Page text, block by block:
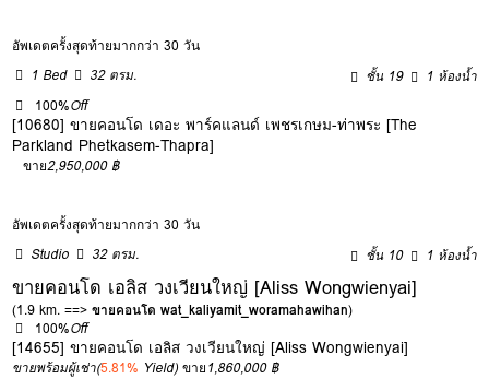
อัพเดตครั้งสุดท้ายมากกว่า 30 วัน
1 Bed
32 ตรม. ชั้น 19
1 ห้องน้ำ
100%Off
[10680] ขายคอนโด เดอะ พาร์คแลนด์ เพชรเกษม-ท่าพระ [The
Parkland Phetkasem-Thapra]
ขาย2,950,000 ฿
อัพเดตครั้งสุดท้ายมากกว่า 30 วัน
Studio
32 ตรม. ชั้น 10 1 ห้องน้ำ
ขายคอนโด เอลิส วงเวียนใหญ่ [Aliss Wongwienyai]
(1.9 km. ==>ขายคอนโด wat_kaliyamit_woramahawihan)
100%Off
[14655] ขายคอนโด เอลิส วงเวียนใหญ่ [Aliss Wongwienyai]
ขายพร้อมผู้เช่า(5.81% Yield) ขาย1,860,000 ฿